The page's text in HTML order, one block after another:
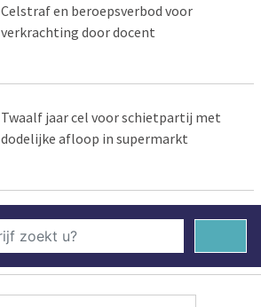
Celstraf en beroepsverbod voor
verkrachting door docent
Twaalf jaar cel voor schietpartij met
dodelijke afloop in supermarkt